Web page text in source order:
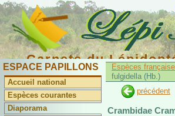
Carnets du
ESPACE PAPILLONS
Accueil national
Espèces courantes
Diaporama
Espèces
fulgidella (Hb.)
précédent
Crambidae